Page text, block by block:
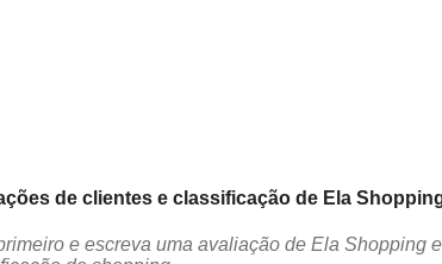
de clientes e classificação de Ela
e escreva uma avaliação de Ela Shopping